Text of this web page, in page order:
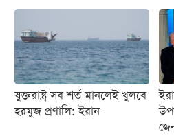
যুক্তরাষ্ট্র সব শর্ত মানলেই খুলবে
হরমুজ প্রণালি: ইরান